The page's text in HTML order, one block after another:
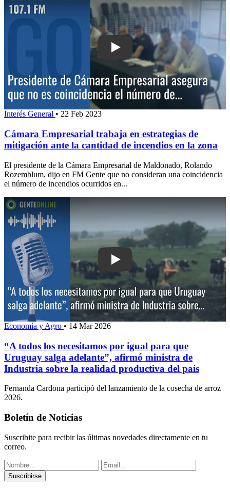
Play: Cámara Empresarial trabaja en
Interés General • 22 Feb 2023
Cámara Empresarial trabaja en estrategias de
mitigación ante la cantidad de incendios en la zona
El presidente de la Cámara Empresarial de Maldonado, Rolando
Rozemblum, dijo en FM Gente que no consideran una coincidencia
el número de incendios ocurridos en...
Play: “A todos los necesitamos por
Economía y Agro • 14 Mar 2026
“A todos los necesitamos por igual para que
Uruguay salga adelante”, afirmó ministra de
Industria sobre la realidad productiva del país
Fernanda Cardona participó del lanzamiento de la cosecha de arroz
2026.
Boletín de Noticias
Suscribite para recibir las últimas novedades directamente en tu
correo.
Suscribirse